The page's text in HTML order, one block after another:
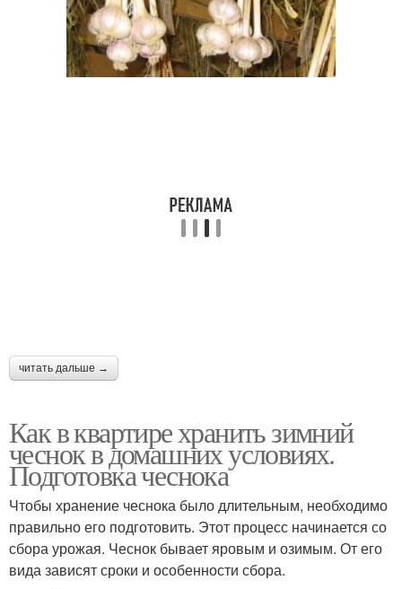
читать дальше →
Как в квартире хранить зимний
чеснок в домашних условиях.
Подготовка чеснока
Чтобы хранение чеснока было длительным, необходимо
правильно его подготовить. Этот процесс начинается со
сбора урожая. Чеснок бывает яровым и озимым. От его
вида зависят сроки и особенности сбора.